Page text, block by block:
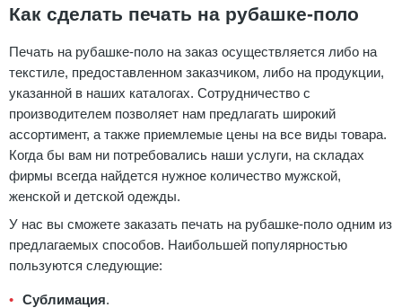
Как сделать печать на рубашке-поло
Печать на рубашке-поло на заказ осуществляется либо на
текстиле, предоставленном заказчиком, либо на продукции,
указанной в наших каталогах. Сотрудничество с
производителем позволяет нам предлагать широкий
ассортимент, а также приемлемые цены на все виды товара.
Когда бы вам ни потребовались наши услуги, на складах
фирмы всегда найдется нужное количество мужской,
женской и детской одежды.
У нас вы сможете заказать печать на рубашке-поло одним из
предлагаемых способов. Наибольшей популярностью
пользуются следующие:
Сублимация.